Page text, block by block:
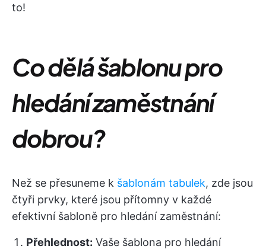
to!
Co dělá šablonu pro
hledání zaměstnání
dobrou?
Než se přesuneme k šablonám tabulek, zde jsou
čtyři prvky, které jsou přítomny v každé
efektivní šabloně pro hledání zaměstnání:
Přehlednost: Vaše šablona pro hledání